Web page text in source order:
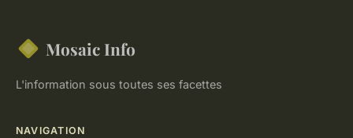
Mosaic Info
L'information sous toutes ses facettes
NAVIGATION